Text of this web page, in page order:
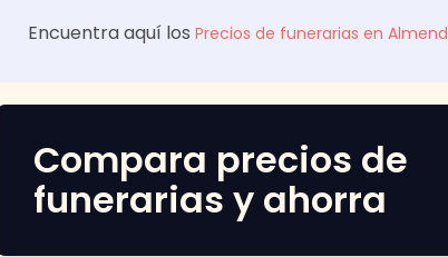
Encuentra aquí los Precios de funerarias en
Compara precios de
funerarias y ahorra